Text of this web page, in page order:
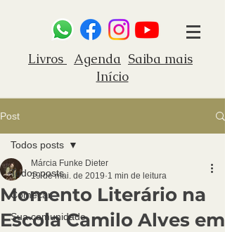
Livros Agenda Saiba mais
Início
Post
Todos posts
Começar
Sua comunidade
Todos posts
Momento Literário na
Escola Camilo Alves em
Márcia Funke Dieter
19 de mai. de 2019 1 min de leitura